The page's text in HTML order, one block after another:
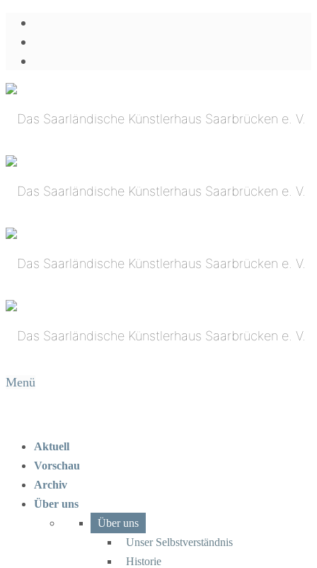
Menü
Aktuell
Vorschau
Archiv
Über uns
Über uns
Unser Selbstverständnis
Historie